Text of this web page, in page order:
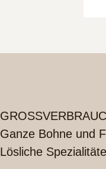
Ganze Bohne und
Lösliche